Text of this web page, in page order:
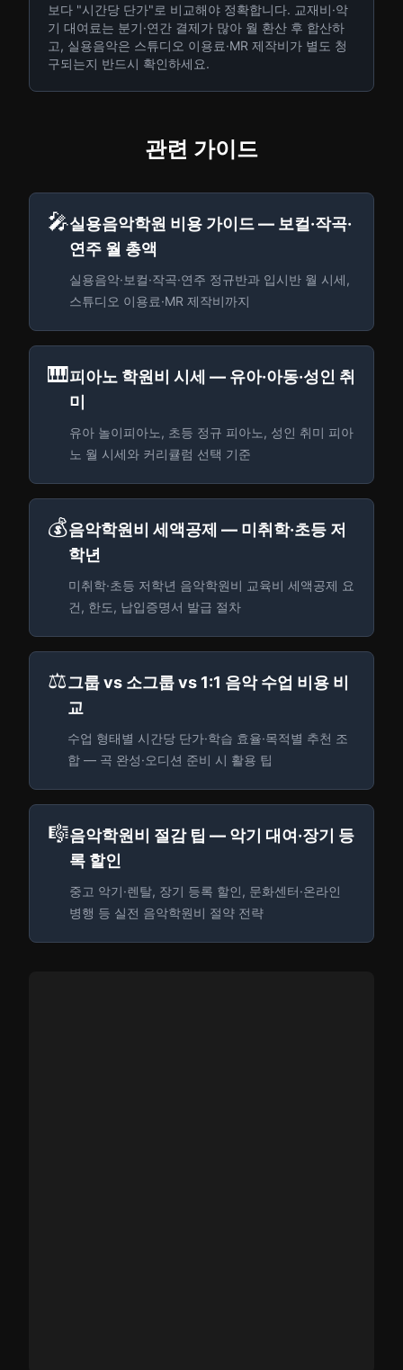
보다 "시간당 단가"로 비교해야 정확합니다. 교재비·악
기 대여료는 분기·연간 결제가 많아 월 환산 후 합산하
고, 실용음악은 스튜디오 이용료·MR 제작비가 별도 청
구되는지 반드시 확인하세요.
관련 가이드
🎤실용음악학원 비용 가이드 — 보컬·작곡·
연주 월 총액
실용음악·보컬·작곡·연주 정규반과 입시반 월 시세,
스튜디오 이용료·MR 제작비까지
🎹피아노 학원비 시세 — 유아·아동·성인 취
미
유아 놀이피아노, 초등 정규 피아노, 성인 취미 피아
노 월 시세와 커리큘럼 선택 기준
💰음악학원비 세액공제 — 미취학·초등 저
학년
미취학·초등 저학년 음악학원비 교육비 세액공제 요
건, 한도, 납입증명서 발급 절차
⚖️그룹 vs 소그룹 vs 1:1 음악 수업 비용 비
교
수업 형태별 시간당 단가·학습 효율·목적별 추천 조
합 — 곡 완성·오디션 준비 시 활용 팁
🎼음악학원비 절감 팁 — 악기 대여·장기 등
록 할인
중고 악기·렌탈, 장기 등록 할인, 문화센터·온라인
병행 등 실전 음악학원비 절약 전략